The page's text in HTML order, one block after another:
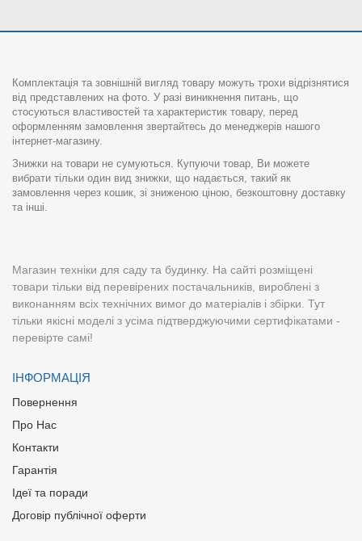
Комплектація та зовнішній вигляд товару можуть трохи відрізнятися
від представлених на фото. У разі виникнення питань, що
стосуються властивостей та характеристик товару, перед
оформленням замовлення звертайтесь до менеджерів нашого
інтернет-магазину.
Знижки на товари не сумуються. Купуючи товар, Ви можете
вибрати тільки один вид знижки, що надається, такий як
замовлення через кошик, зі зниженою ціною, безкоштовну доставку
та інші.
Магазин техніки для саду та будинку. На сайті розміщені
товари тільки від перевірених постачальників, вироблені з
виконанням всіх технічних вимог до матеріалів і збірки. Тут
тільки якісні моделі з усіма підтверджуючими сертифікатами -
перевірте самі!
ІНФОРМАЦІЯ
Повернення
Про Нас
Контакти
Гарантія
Ідеї та поради
Договір публічної оферти